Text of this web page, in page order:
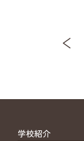
学校紹介